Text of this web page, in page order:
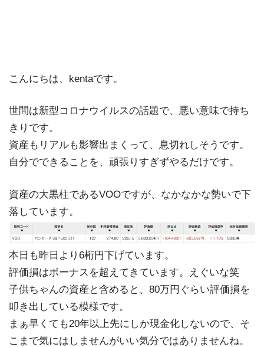
こんにちは、kentaです。
世間は新型コロナウイルスの話題で、悪い意味で持ち
きりです。
資産もリアルも影響出まくって、息切れしそうです。
自分でできることを、頑張りすぎずやるだけです。
資産の大黒柱であるVOOですが、なかなかな勢いで下
落しています。
本日も昨日より6桁円下げています。
評価損はボーナスを超えてきています。えぐいな笑
子供ちゃんの資産と含めると、80万円ぐらい評価損を
叩き出している模様です。
まぁ早くても20年以上先にしか現金化しないので、そ
こまで気にはしませんがいい気分ではありませんね。